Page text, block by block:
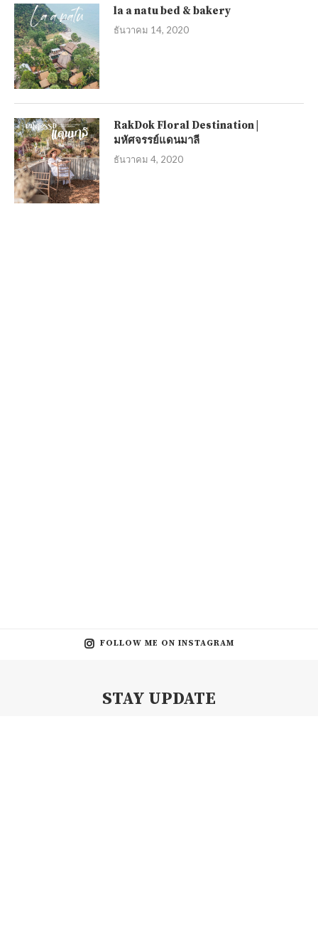
la a natu bed & bakery
ธันวาคม 14, 2020
RakDok Floral Destination |
มหัศจรรย์แดนมาลี
ธันวาคม 4, 2020
FOLLOW ME ON INSTAGRAM
STAY UPDATE